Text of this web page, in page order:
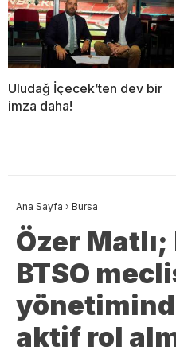
Uludağ İçecek’ten dev bir
imza daha!
Ana Sayfa › Bursa
Özer
BTSO
aktif rol